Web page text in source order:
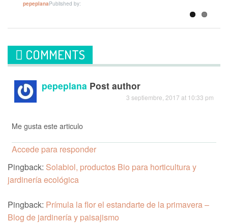
Published by:
pepeplana
COMMENTS
pepeplana Post author
3 septiembre, 2017 at 10:33 pm
Me gusta este articulo
Accede para responder
Pingback: Solabiol, productos Bio para horticultura y
jardinería ecológica
Pingback: Prímula la flor el estandarte de la primavera –
Blog de jardinería y paisajismo